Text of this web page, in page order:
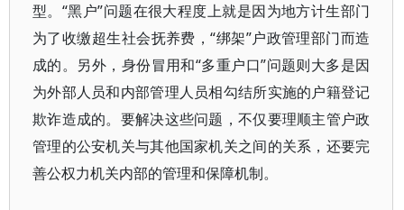
型。“黑户”问题在很大程度上就是因为地方计生部门
为了收缴超生社会抚养费，“绑架”户政管理部门而造
成的。另外，身份冒用和“多重户口”问题则大多是因
为外部人员和内部管理人员相勾结所实施的户籍登记
欺诈造成的。要解决这些问题，不仅要理顺主管户政
管理的公安机关与其他国家机关之间的关系，还要完
善公权力机关内部的管理和保障机制。